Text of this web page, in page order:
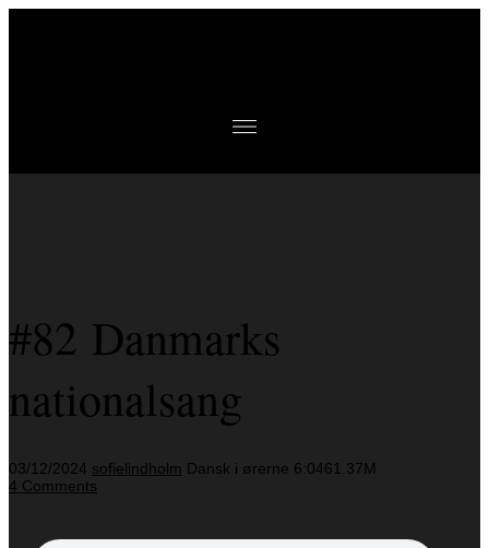
#82 Danmarks
nationalsang
03/12/2024 sofielindholm Dansk i ørerne 6:0461.37M
4 Comments